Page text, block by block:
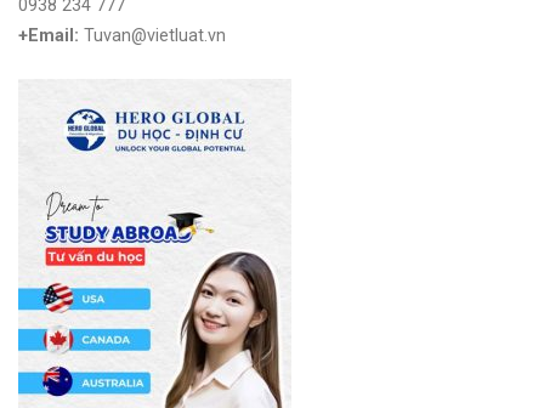
0938 234 777
+Email: Tuvan@vietluat.vn